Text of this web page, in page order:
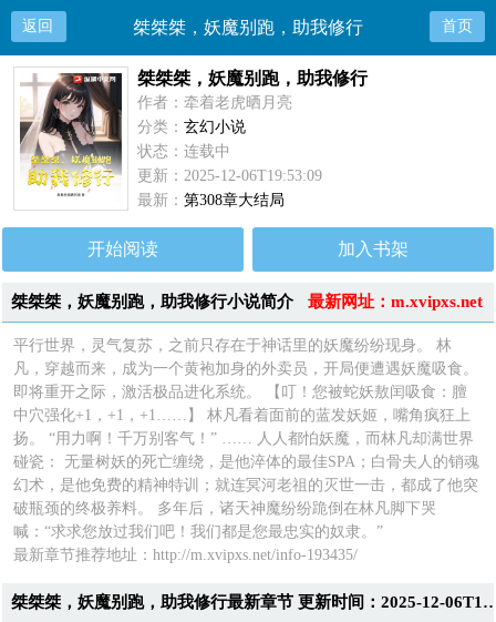
返回 桀桀桀，妖魔别跑，助我修行 首页
桀桀桀，妖魔别跑，助我修行
作者：牵着老虎晒月亮
分类：玄幻小说
状态：连载中
更新：2025-12-06T19:53:09
最新：第308章大结局
开始阅读 加入书架
最新网址：m.xvipxs.net
桀桀桀，妖魔别跑，助我修行小说简介
平行世界，灵气复苏，之前只存在于神话里的妖魔纷纷现身。 林
凡，穿越而来，成为一个黄袍加身的外卖员，开局便遭遇妖魔吸食。
即将重开之际，激活极品进化系统。 【叮！您被蛇妖敖闰吸食：膻
中穴强化+1，+1，+1……】 林凡看着面前的蓝发妖姬，嘴角疯狂上
扬。 “用力啊！千万别客气！” …… 人人都怕妖魔，而林凡却满世界
碰瓷： 无量树妖的死亡缠绕，是他淬体的最佳SPA；白骨夫人的销魂
幻术，是他免费的精神特训；就连冥河老祖的灭世一击，都成了他突
破瓶颈的终极养料。 多年后，诸天神魔纷纷跪倒在林凡脚下哭
喊：“求求您放过我们吧！我们都是您最忠实的奴隶。”
最新章节推荐地址：http://m.xvipxs.net/info-193435/
桀桀桀，妖魔别跑，助我修行最新章节 更新